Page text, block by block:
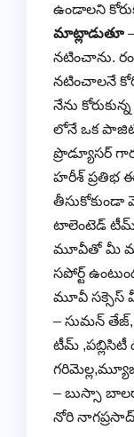
ఉండాలని
మాట్లాడుతూ
నటించాను.
నటించాలనే
నేను
లోనే ఒక
ప్రొడ్యూసర్
హరీశ్ ప్రతిభ
తీసుకోకుండా
టాలెంటెడ్
మూవీతో మీ
సపోర్ట్
మూవీ సక్సెస్
– సుమన్ తేజ్,
టీమ్ ,పబ్లిసిటీ
– బుస్సా
నోరి